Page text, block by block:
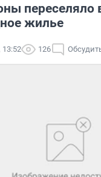
переселяло
жилье
13:52 126